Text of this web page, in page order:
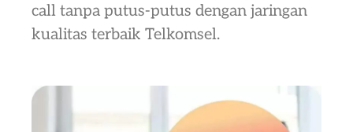
call tanpa putus-putus dengan jaringan
kualitas terbaik Telkomsel.